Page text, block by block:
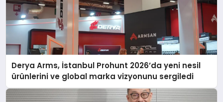
Derya Arms, İstanbul Prohunt 2026’da yeni nesil
ürünlerini ve global marka vizyonunu sergiledi